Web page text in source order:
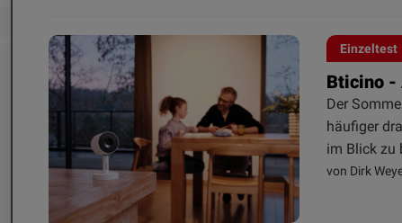
Einzeltest
Bticino -
Der
häufiger
im Blick zu
von Dirk